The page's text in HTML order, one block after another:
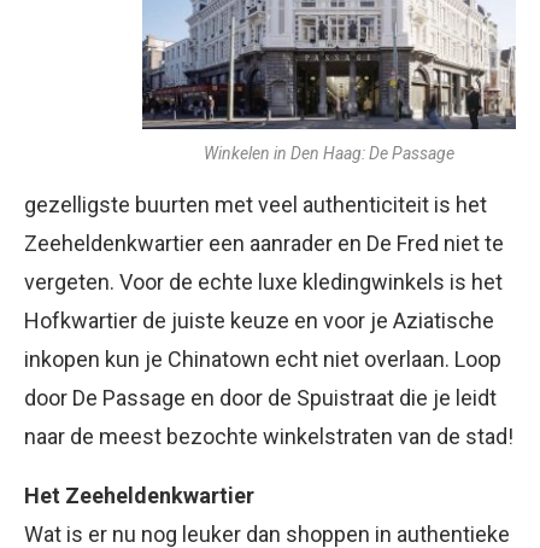
Winkelen in Den Haag: De Passage
gezelligste buurten met veel authenticiteit is het
Zeeheldenkwartier een aanrader en De Fred niet te
vergeten. Voor de echte luxe kledingwinkels is het
Hofkwartier de juiste keuze en voor je Aziatische
inkopen kun je Chinatown echt niet overlaan. Loop
door De Passage en door de Spuistraat die je leidt
naar de meest bezochte winkelstraten van de stad!
Het Zeeheldenkwartier
Wat is er nu nog leuker dan shoppen in authentieke